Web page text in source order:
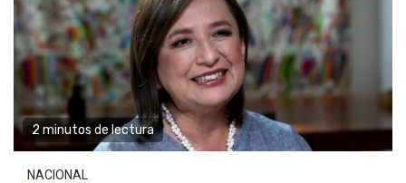
2 minutos de lectura
NACIONAL